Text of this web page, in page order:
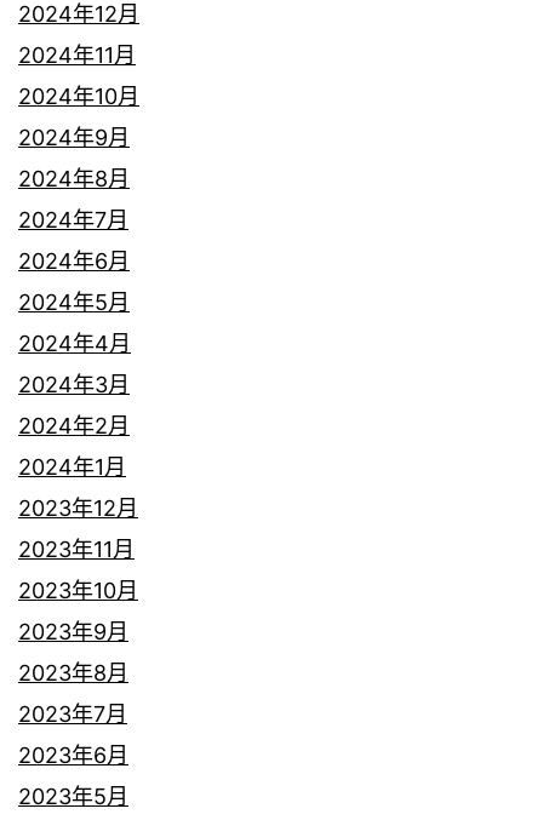
2024年12月
2024年11月
2024年10月
2024年9月
2024年8月
2024年7月
2024年6月
2024年5月
2024年4月
2024年3月
2024年2月
2024年1月
2023年12月
2023年11月
2023年10月
2023年9月
2023年8月
2023年7月
2023年6月
2023年5月